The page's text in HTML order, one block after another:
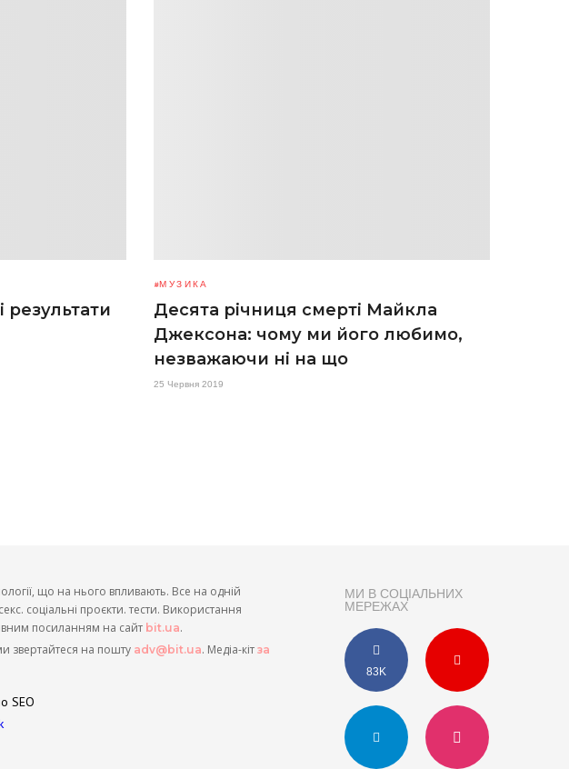
результати
МУЗИКА
Десята річниця смерті Майкла
Джексона: чому ми його любимо,
незважаючи ні на що
25 Червня 2019
МИ В СОЦІАЛЬНИХ
МЕРЕЖАХ
83K
що на нього впливають. Все на одній
соціальні проєкти. тести. Використання
посиланням на сайт bit.ua.
звертайтеся на пошту adv@bit.ua. Медіа-кіт за
SEO